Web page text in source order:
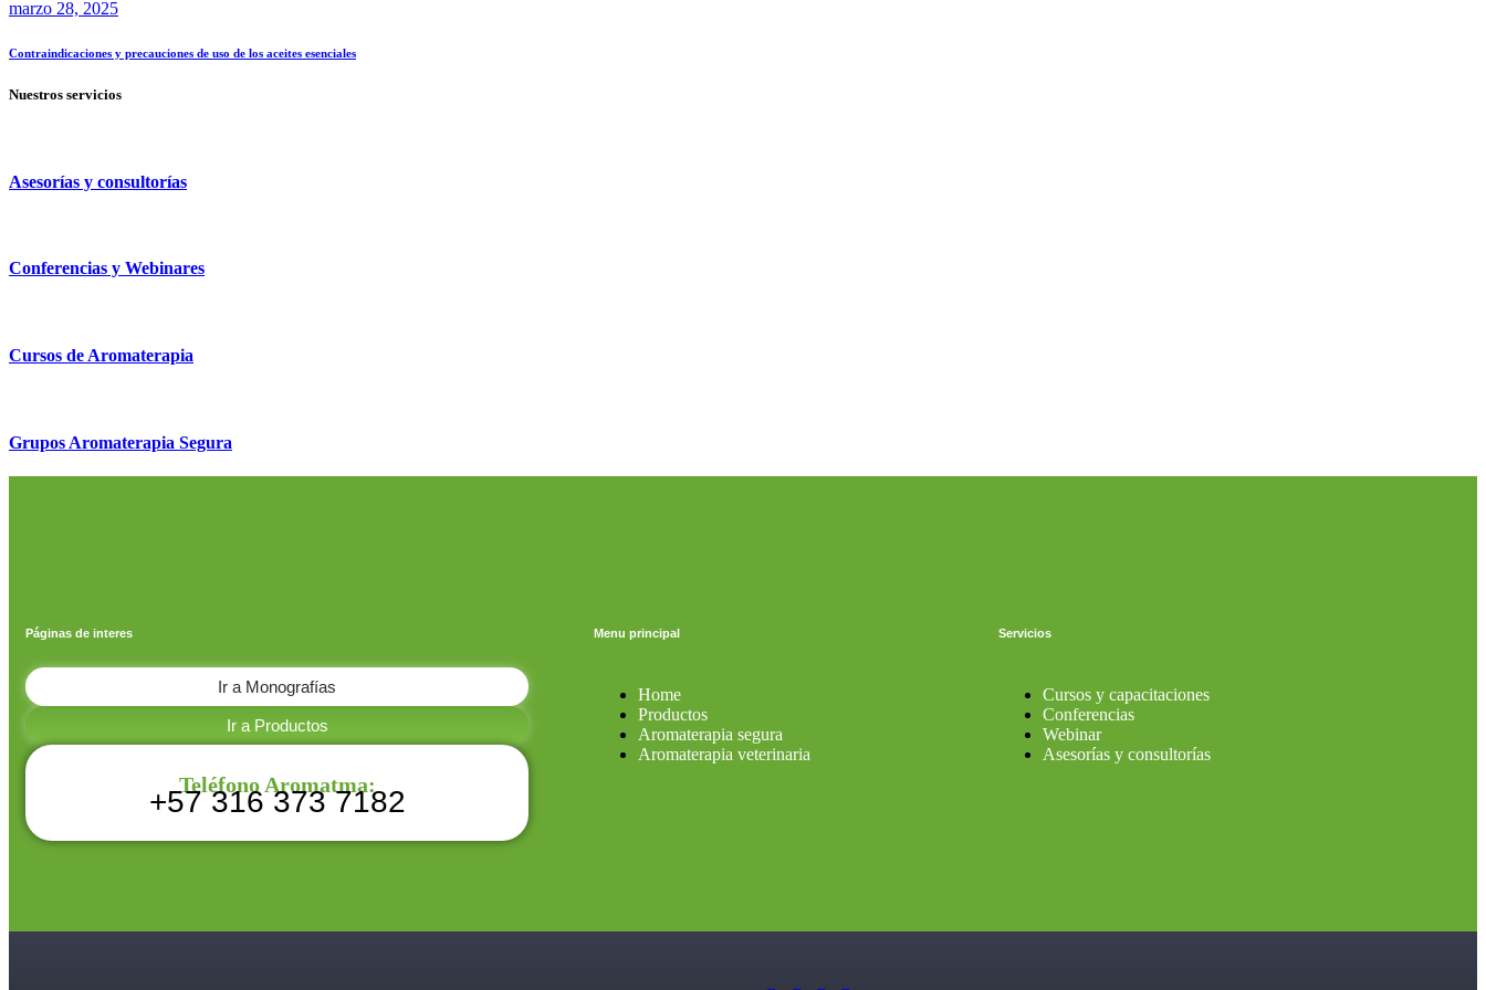
marzo 28, 2025
Contraindicaciones y precauciones de uso de los aceites esenciales
Nuestros servicios
Asesorías y consultorías
Conferencias y Webinares
Cursos de Aromaterapia
Grupos Aromaterapia Segura
Páginas de interes
Ir a Monografías
Ir a Productos
Teléfono Aromatma:
+57 316 373 7182
Menu principal
Home
Productos
Aromaterapia segura
Aromaterapia veterinaria
Servicios
Cursos y capacitaciones
Conferencias
Webinar
Asesorías y consultorías